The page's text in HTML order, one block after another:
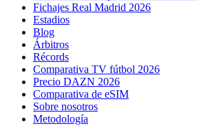
Fichajes Real Madrid 2026
Estadios
Blog
Árbitros
Récords
Comparativa TV fútbol 2026
Precio DAZN 2026
Comparativa de eSIM
Sobre nosotros
Metodología